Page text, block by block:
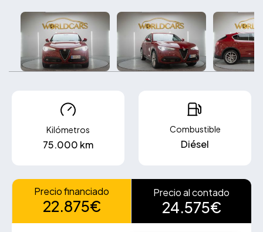
Kilómetros
75.000 km
Combustible
Diésel
Precio financiado
22.875€
Precio al contado
24.575€